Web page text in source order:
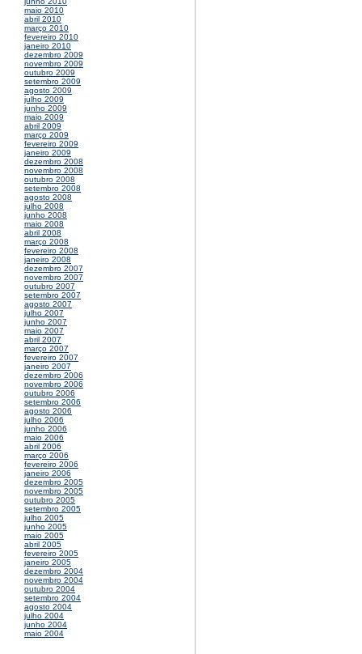
maio 2010
abril 2010
março 2010
fevereiro 2010
janeiro 2010
dezembro 2009
novembro 2009
outubro 2009
setembro 2009
agosto 2009
julho 2009
junho 2009
maio 2009
abril 2009
março 2009
fevereiro 2009
janeiro 2009
dezembro 2008
novembro 2008
outubro 2008
setembro 2008
agosto 2008
julho 2008
junho 2008
maio 2008
abril 2008
março 2008
fevereiro 2008
janeiro 2008
dezembro 2007
novembro 2007
outubro 2007
setembro 2007
agosto 2007
julho 2007
junho 2007
maio 2007
abril 2007
março 2007
fevereiro 2007
janeiro 2007
dezembro 2006
novembro 2006
outubro 2006
setembro 2006
agosto 2006
julho 2006
junho 2006
maio 2006
abril 2006
março 2006
fevereiro 2006
janeiro 2006
dezembro 2005
novembro 2005
outubro 2005
setembro 2005
julho 2005
junho 2005
maio 2005
abril 2005
fevereiro 2005
janeiro 2005
dezembro 2004
novembro 2004
outubro 2004
setembro 2004
agosto 2004
julho 2004
junho 2004
maio 2004